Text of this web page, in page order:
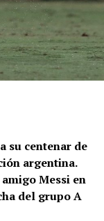
su centenar de
argentina.
Messi en
del grupo A